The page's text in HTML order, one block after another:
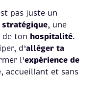
pas juste un
, une
ton hospitalité.
d’alléger ta
l’expérience de
accueillant et sans